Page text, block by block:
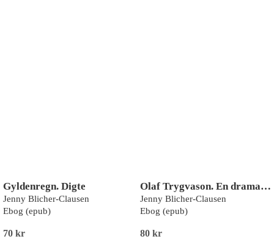
Gyldenregn. Digte
Jenny Blicher-Clausen
Ebog (epub)
70 kr
Olaf Trygvason. En dramatisk digtning
Jenny Blicher-Clausen
Ebog (epub)
80 kr